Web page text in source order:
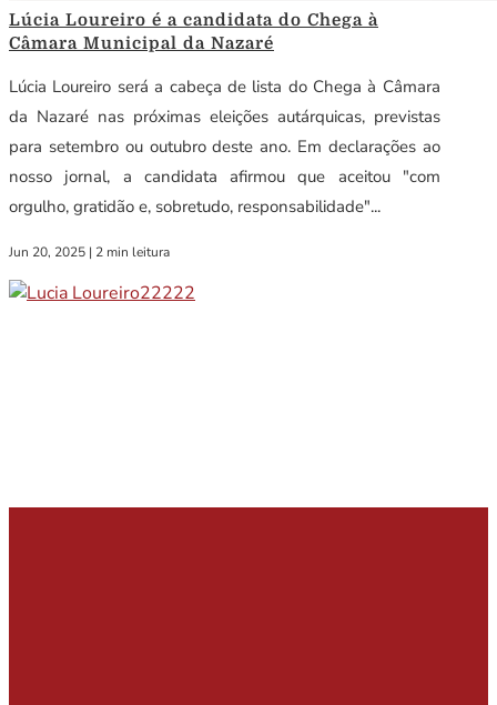
Lúcia Loureiro é a candidata do Chega à
Câmara Municipal da Nazaré
Lúcia Loureiro será a cabeça de lista do Chega à Câmara
da Nazaré nas próximas eleições autárquicas, previstas
para setembro ou outubro deste ano. Em declarações ao
nosso jornal, a candidata afirmou que aceitou "com
orgulho, gratidão e, sobretudo, responsabilidade"...
Jun 20, 2025 | 2 min leitura